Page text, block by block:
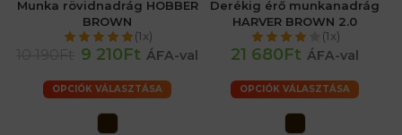
Munka rövidnadrág HOBBER
BROWN
(1x)
9 210Ft ÁFA-val
OPCIÓK VÁLASZTÁSA
Derékig érő munkanadrág
HARVER BROWN 2.0
(1x)
21 680Ft ÁFA-val
OPCIÓK VÁLASZTÁSA